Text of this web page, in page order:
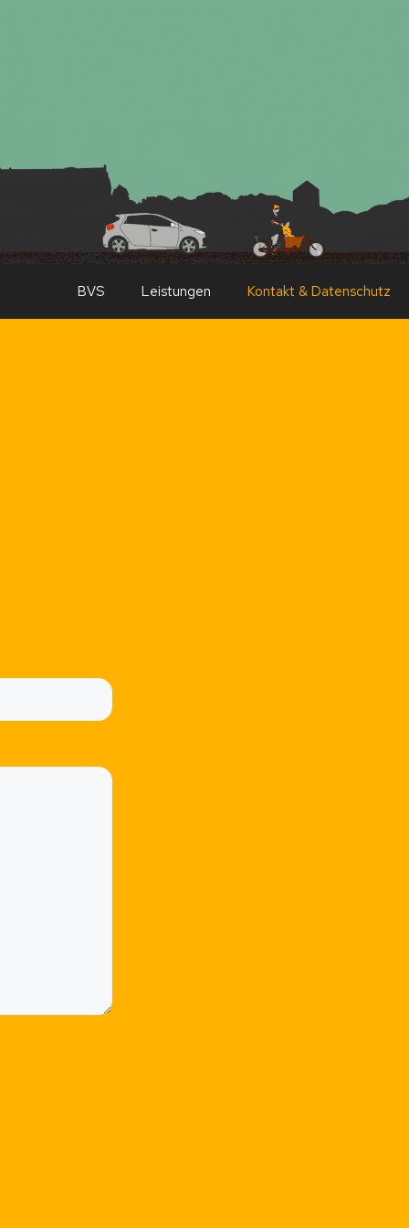
BVS Leistungen Kontakt & Datenschutz